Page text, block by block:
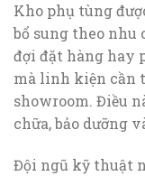
Kho phụ tùng
bổ sung theo nhu
đợi đặt hàng hay
mà linh kiện cần
showroom. Điều
chữa, bảo dưỡng
Đội ngũ kỹ thuật